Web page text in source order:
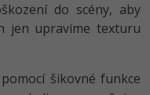
do scény, aby
jen upravíme texturu
šikovné funkce